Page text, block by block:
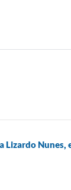
Lizardo Nunes,